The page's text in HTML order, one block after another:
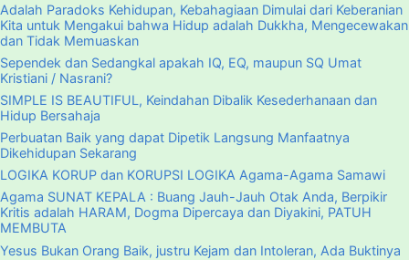
Adalah Paradoks Kehidupan, Kebahagiaan Dimulai dari Keberanian
Kita untuk Mengakui bahwa Hidup adalah Dukkha, Mengecewakan
dan Tidak Memuaskan
Sependek dan Sedangkal apakah IQ, EQ, maupun SQ Umat
Kristiani / Nasrani?
SIMPLE IS BEAUTIFUL, Keindahan Dibalik Kesederhanaan dan
Hidup Bersahaja
Perbuatan Baik yang dapat Dipetik Langsung Manfaatnya
Dikehidupan Sekarang
LOGIKA KORUP dan KORUPSI LOGIKA Agama-Agama Samawi
Agama SUNAT KEPALA : Buang Jauh-Jauh Otak Anda, Berpikir
Kritis adalah HARAM, Dogma Dipercaya dan Diyakini, PATUH
MEMBUTA
Yesus Bukan Orang Baik, justru Kejam dan Intoleran, Ada Buktinya